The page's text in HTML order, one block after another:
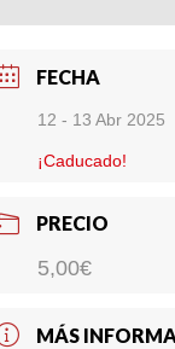
FECHA
12 - 13 Abr 2025
¡Caducado!
PRECIO
5,00€
MÁS